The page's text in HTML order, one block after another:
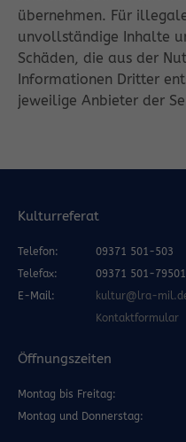
übernehmen. Für
unvollständige Inhalte
Schäden, die aus der
Informationen Dritter
jeweilige Anbieter der
Kulturreferat
Telefon:
09371 501-503
Telefax:
09371 501-79501
E-Mail:
kultur@lra-
Kontaktformular
Öffnungszeiten
Montag bis Freitag:
Montag und Donnerstag: